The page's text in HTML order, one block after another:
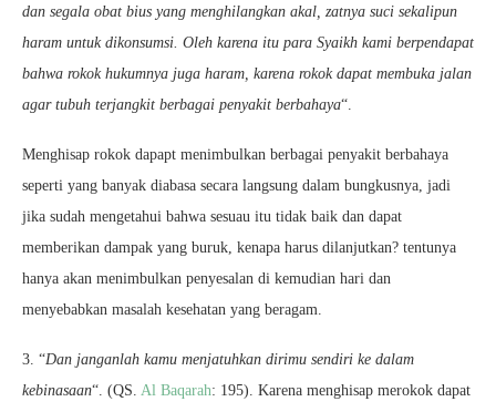
dan segala obat bius yang menghilangkan akal, zatnya suci sekalipun
haram untuk dikonsumsi. Oleh karena itu para Syaikh kami berpendapat
bahwa rokok hukumnya juga haram, karena rokok dapat membuka jalan
agar tubuh terjangkit berbagai penyakit berbahaya“.
Menghisap rokok dapapt menimbulkan berbagai penyakit berbahaya
seperti yang banyak diabasa secara langsung dalam bungkusnya, jadi
jika sudah mengetahui bahwa sesuau itu tidak baik dan dapat
memberikan dampak yang buruk, kenapa harus dilanjutkan? tentunya
hanya akan menimbulkan penyesalan di kemudian hari dan
menyebabkan masalah kesehatan yang beragam.
3. “Dan janganlah kamu menjatuhkan dirimu sendiri ke dalam
kebinasaan“. (QS. Al Baqarah: 195). Karena menghisap merokok dapat